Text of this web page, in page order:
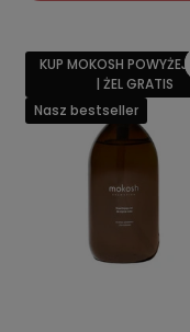
KUP MOKOSH
| ŻEL GRATIS
Nasz bestseller